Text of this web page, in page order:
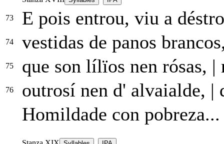
73 E pois entrou, viu a
74 vestidas de panos
75 que son lílïos nen rósas, |
76 outrosí nen d' alvaialde, |
Homildade con pobreza...